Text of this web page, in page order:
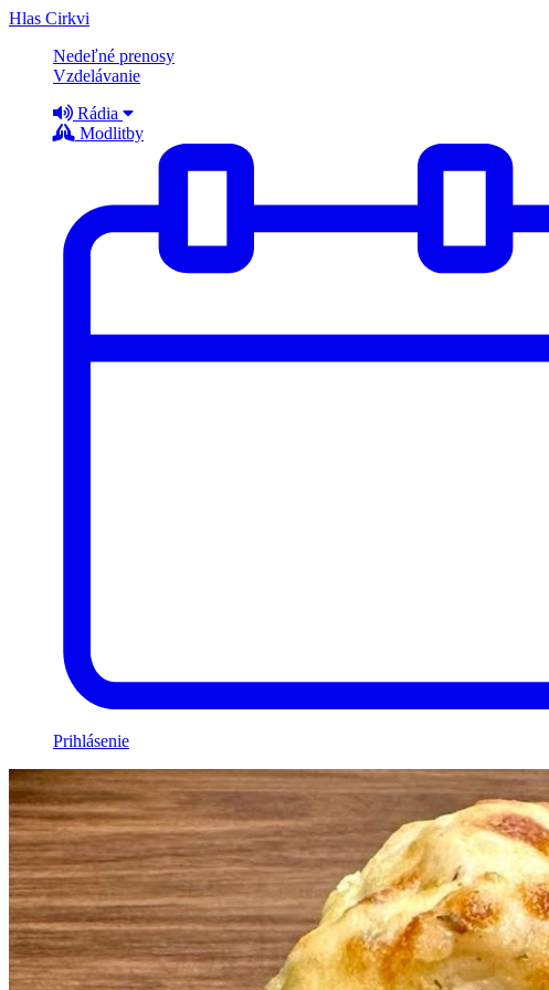
Hlas Cirkvi
Nedeľné prenosy
Vzdelávanie
Rádia
Modlitby
Prihlásenie